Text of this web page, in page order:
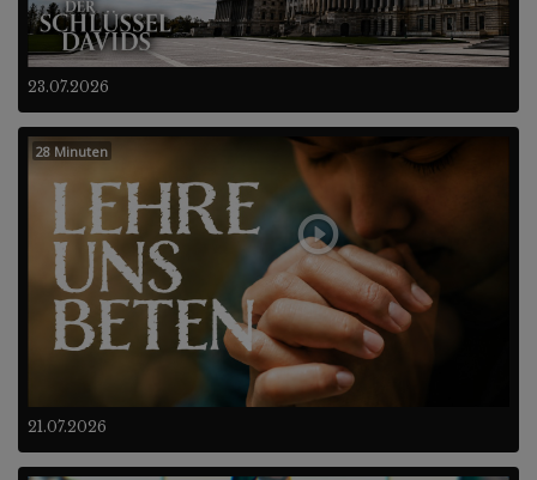
23.07.2026
21.07.2026
28 Minuten